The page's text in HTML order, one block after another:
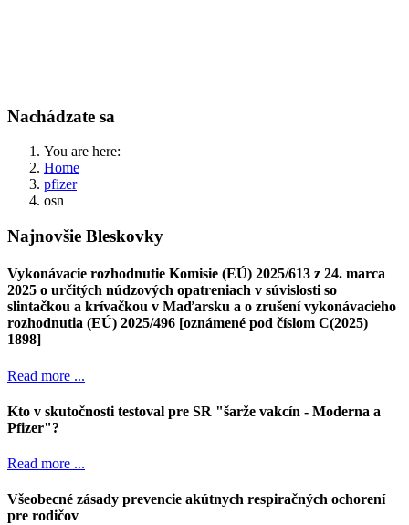
Nachádzate sa
You are here:
Home
pfizer
osn
Najnovšie Bleskovky
Vykonávacie rozhodnutie Komisie (EÚ) 2025/613 z 24. marca
2025 o určitých núdzových opatreniach v súvislosti so
slintačkou a krívačkou v Maďarsku a o zrušení vykonávacieho
rozhodnutia (EÚ) 2025/496 [oznámené pod číslom C(2025)
1898]
Read more ...
Kto v skutočnosti testoval pre SR "šarže vakcín - Moderna a
Pfizer"?
Read more ...
Všeobecné zásady prevencie akútnych respiračných ochorení
pre rodičov